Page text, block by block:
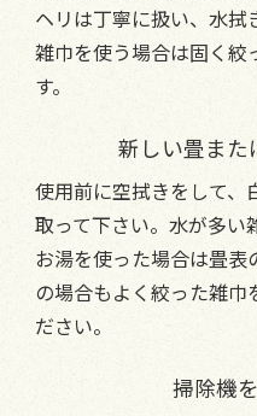
ヘリは丁寧に扱い、水拭
雑巾を使う場合は固く絞
す。
新しい畳また
使用前に空拭きをして、
取って下さい。水が多い
お湯を使った場合は畳表
の場合もよく絞った雑巾
ださい。
掃除機